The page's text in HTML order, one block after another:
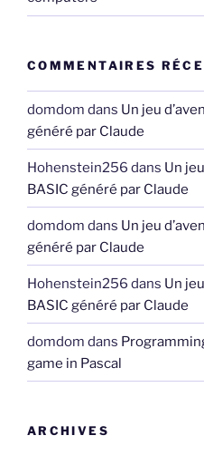
COMMENTAIRES
domdom dans Un jeu
généré par Claude
Hohenstein256 dans Un
BASIC généré par Claude
domdom dans Un jeu
généré par Claude
Hohenstein256 dans Un
BASIC généré par Claude
domdom dans
game in Pascal
ARCHIVES